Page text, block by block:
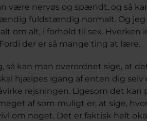
være nervøs og spændt, og så
fuldstændig normalt. Og jeg
om alt, i forhold til sex. Hverken
der er så mange ting at lære.
så kan man overordnet sige, at
hjælpes igang af enten dig selv
rejsningen. Ligesom det kan
af som muligt er, at sige,
om noget. Det er faktisk helt